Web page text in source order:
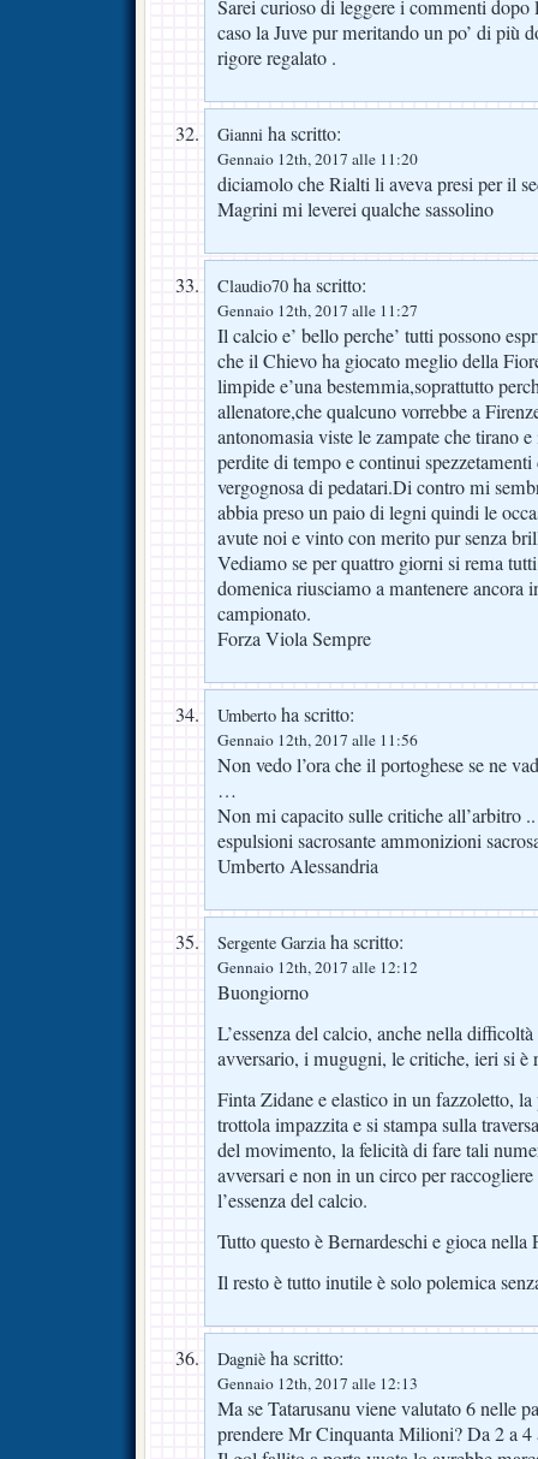
Sarei curioso di leggere i commenti dopo
caso la Juve pur meritando un po’ di più
rigore regalato .
Gianni ha scritto:
Gennaio 12th, 2017 alle 11:20
diciamolo che Rialti li aveva presi per il
Magrini mi leverei qualche sassolino
Claudio70 ha scritto:
Gennaio 12th, 2017 alle 11:27
Il calcio e’ bello perche’ tutti possono
che il Chievo ha giocato meglio della
limpide e’una bestemmia,soprattutto
allenatore,che qualcuno vorrebbe a
antonomasia viste le zampate che tirano
perdite di tempo e continui
vergognosa di pedatari.Di contro mi
abbia preso un paio di legni quindi le
avute noi e vinto con merito pur senza
Vediamo se per quattro giorni si rema
domenica riusciamo a mantenere ancora
campionato.
Forza Viola Sempre
Umberto ha scritto:
Gennaio 12th, 2017 alle 11:56
Non vedo l’ora che il portoghese se ne
…
Non mi capacito sulle critiche all’arbitro
espulsioni sacrosante ammonizioni
Umberto Alessandria
Sergente Garziaha scritto:
Gennaio 12th, 2017 alle 12:12
Buongiorno
L’essenza del calcio, anche nella
avversario, i mugugni, le critiche, ieri si è
Finta Zidane e elastico in un fazzoletto,
trottola impazzita e si stampa sulla
del movimento, la felicità di fare tali
avversari e non in un circo per
l’essenza del calcio.
Tutto questo è Bernardeschi e gioca nella
Il resto è tutto inutile è solo polemica
Dagniè ha scritto:
Gennaio 12th, 2017 alle 12:13
Ma se Tatarusanu viene valutato 6 nelle
prendere Mr Cinquanta Milioni? Da 2 a 4